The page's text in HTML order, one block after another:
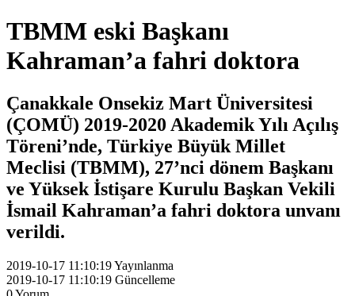
TBMM eski Başkanı
Kahraman’a fahri doktora
Çanakkale Onsekiz Mart Üniversitesi
(ÇOMÜ) 2019-2020 Akademik Yılı Açılış
Töreni’nde, Türkiye Büyük Millet
Meclisi (TBMM), 27’nci dönem Başkanı
ve Yüksek İstişare Kurulu Başkan Vekili
İsmail Kahraman’a fahri doktora unvanı
verildi.
2019-10-17 11:10:19Yayınlanma
2019-10-17 11:10:19 Güncelleme